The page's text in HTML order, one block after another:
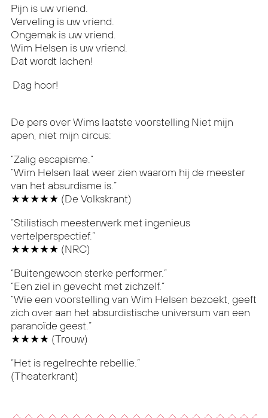
Pijn is uw vriend.
Verveling is uw vriend.
Ongemak is uw vriend.
Wim Helsen is uw vriend.
Dat wordt lachen!
Dag hoor!
De pers over Wims laatste voorstelling Niet mijn
apen, niet mijn circus:
“Zalig escapisme.”
“Wim Helsen laat weer zien waarom hij de meester
van het absurdisme is.”
★★★★★ (De Volkskrant)
“Stilistisch meesterwerk met ingenieus
vertelperspectief.”
★★★★★ (NRC)
“Buitengewoon sterke performer.”
“Een ziel in gevecht met zichzelf.”
“Wie een voorstelling van Wim Helsen bezoekt, geeft
zich over aan het absurdistische universum van een
paranoïde geest.”
★★★★ (Trouw)
“Het is regelrechte rebellie.”
(Theaterkrant)